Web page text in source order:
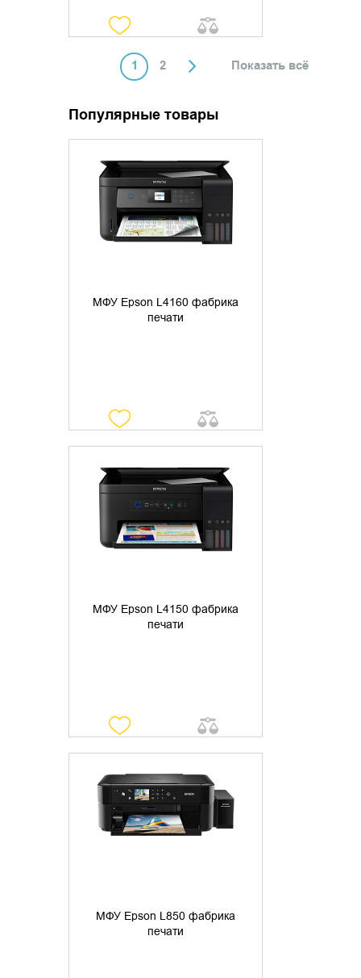
1 2 Показать всё
Популярные товары
МФУ Epson L4160 фабрика
печати
УТОЧНИТЬ НАЛИЧИЕ
МФУ Epson L4150 фабрика
печати
УТОЧНИТЬ НАЛИЧИЕ
МФУ Epson L850 фабрика
печати
УТОЧНИТЬ НАЛИЧИЕ